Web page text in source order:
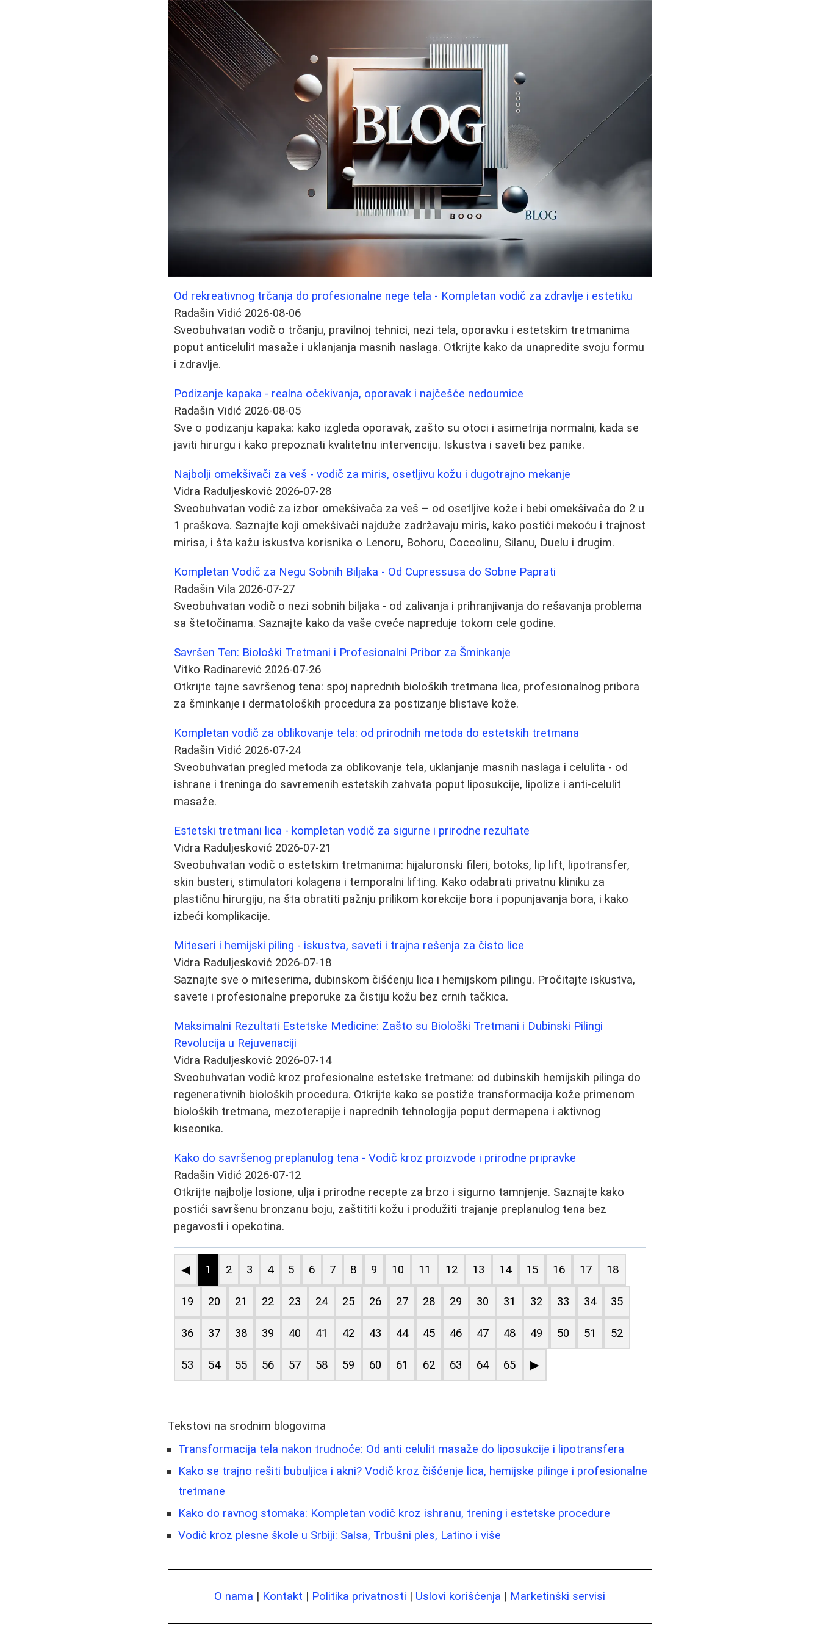
Od rekreativnog trčanja do profesionalne nege tela - Kompletan vodič za zdravlje i estetiku
Radašin Vidić 2026-08-06
Sveobuhvatan vodič o trčanju, pravilnoj tehnici, nezi tela, oporavku i estetskim tretmanima
poput anticelulit masaže i uklanjanja masnih naslaga. Otkrijte kako da unapredite svoju formu
i zdravlje.
Podizanje kapaka - realna očekivanja, oporavak i najčešće nedoumice
Radašin Vidić 2026-08-05
Sve o podizanju kapaka: kako izgleda oporavak, zašto su otoci i asimetrija normalni, kada se
javiti hirurgu i kako prepoznati kvalitetnu intervenciju. Iskustva i saveti bez panike.
Najbolji omekšivači za veš - vodič za miris, osetljivu kožu i dugotrajno mekanje
Vidra Raduljesković 2026-07-28
Sveobuhvatan vodič za izbor omekšivača za veš – od osetljive kože i bebi omekšivača do 2 u
1 praškova. Saznajte koji omekšivači najduže zadržavaju miris, kako postići mekoću i trajnost
mirisa, i šta kažu iskustva korisnika o Lenoru, Bohoru, Coccolinu, Silanu, Duelu i drugim.
Kompletan Vodič za Negu Sobnih Biljaka - Od Cupressusa do Sobne Paprati
Radašin Vila 2026-07-27
Sveobuhvatan vodič o nezi sobnih biljaka - od zalivanja i prihranjivanja do rešavanja problema
sa štetočinama. Saznajte kako da vaše cveće napreduje tokom cele godine.
Savršen Ten: Biološki Tretmani i Profesionalni Pribor za Šminkanje
Vitko Radinarević 2026-07-26
Otkrijte tajne savršenog tena: spoj naprednih bioloških tretmana lica, profesionalnog pribora
za šminkanje i dermatoloških procedura za postizanje blistave kože.
Kompletan vodič za oblikovanje tela: od prirodnih metoda do estetskih tretmana
Radašin Vidić 2026-07-24
Sveobuhvatan pregled metoda za oblikovanje tela, uklanjanje masnih naslaga i celulita - od
ishrane i treninga do savremenih estetskih zahvata poput liposukcije, lipolize i anti-celulit
masaže.
Estetski tretmani lica - kompletan vodič za sigurne i prirodne rezultate
Vidra Raduljesković 2026-07-21
Sveobuhvatan vodič o estetskim tretmanima: hijaluronski fileri, botoks, lip lift, lipotransfer,
skin busteri, stimulatori kolagena i temporalni lifting. Kako odabrati privatnu kliniku za
plastičnu hirurgiju, na šta obratiti pažnju prilikom korekcije bora i popunjavanja bora, i kako
izbeći komplikacije.
Miteseri i hemijski piling - iskustva, saveti i trajna rešenja za čisto lice
Vidra Raduljesković 2026-07-18
Saznajte sve o miteserima, dubinskom čišćenju lica i hemijskom pilingu. Pročitajte iskustva,
savete i profesionalne preporuke za čistiju kožu bez crnih tačkica.
Maksimalni Rezultati Estetske Medicine: Zašto su Biološki Tretmani i Dubinski Pilingi
Revolucija u Rejuvenaciji
Vidra Raduljesković 2026-07-14
Sveobuhvatan vodič kroz profesionalne estetske tretmane: od dubinskih hemijskih pilinga do
regenerativnih bioloških procedura. Otkrijte kako se postiže transformacija kože primenom
bioloških tretmana, mezoterapije i naprednih tehnologija poput dermapena i aktivnog
kiseonika.
Kako do savršenog preplanulog tena - Vodič kroz proizvode i prirodne pripravke
Radašin Vidić 2026-07-12
Otkrijte najbolje losione, ulja i prirodne recepte za brzo i sigurno tamnjenje. Saznajte kako
postići savršenu bronzanu boju, zaštititi kožu i produžiti trajanje preplanulog tena bez
pegavosti i opekotina.
◀ 1 2 3 4 5 6 7 8 9 10 11 12 13 14 15 16 17 18
19 20 21 22 23 24 25 26 27 28 29 30 31 32 33 34 35
36 37 38 39 40 41 42 43 44 45 46 47 48 49 50 51 52
53 54 55 56 57 58 59 60 61 62 63 64 65 ▶
Tekstovi na srodnim blogovima
Transformacija tela nakon trudnoće: Od anti celulit masaže do liposukcije i lipotransfera
Kako se trajno rešiti bubuljica i akni? Vodič kroz čišćenje lica, hemijske pilinge i profesionalne
tretmane
Kako do ravnog stomaka: Kompletan vodič kroz ishranu, trening i estetske procedure
Vodič kroz plesne škole u Srbiji: Salsa, Trbušni ples, Latino i više
O nama | Kontakt | Politika privatnosti | Uslovi korišćenja | Marketinški servisi